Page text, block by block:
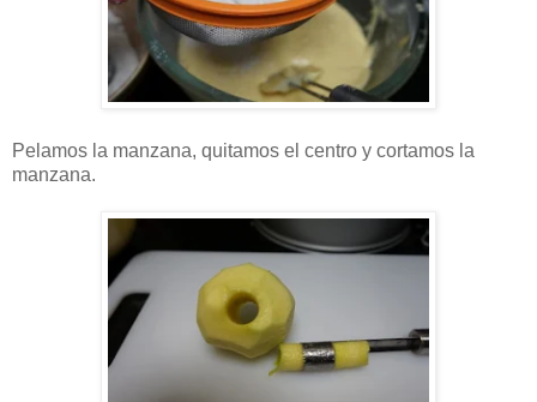
Pelamos la manzana, quitamos el centro y cortamos la
manzana.